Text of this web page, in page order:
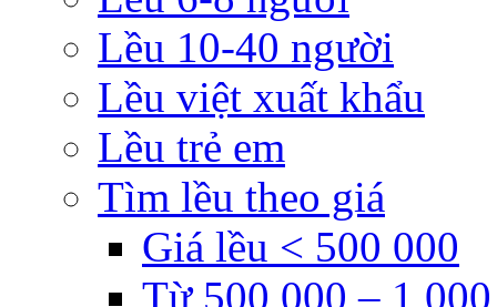
Lều 10-40 người
Lều việt xuất khẩu
Lều trẻ em
Tìm lều theo giá
Giá lều < 500 000
Từ 500 000 – 1